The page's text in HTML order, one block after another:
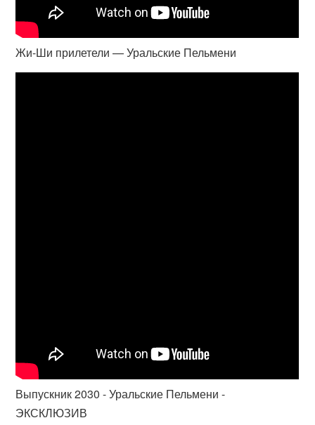
Жи-Ши прилетели — Уральские Пельмени
Выпускник 2030 - Уральские Пельмени -
ЭКСКЛЮЗИВ